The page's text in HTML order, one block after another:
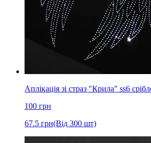
Аплікація зі страз "Крила" ss6
100 грн
67.5 грн(Від 300 шт)